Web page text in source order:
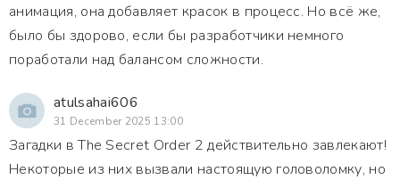
анимация, она добавляет красок в процесс. Но всё же,
было бы здорово, если бы разработчики немного
поработали над балансом сложности.
atulsahai606
31 December 2025 13:00
Загадки в The Secret Order 2 действительно завлекают!
Некоторые из них вызвали настоящую головоломку, но